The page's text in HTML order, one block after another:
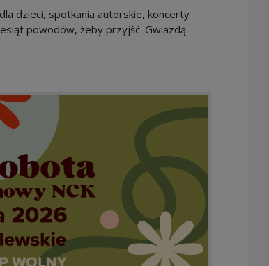
dzieci, spotkania autorskie, koncerty
powodów, żeby przyjść. Gwiazdą